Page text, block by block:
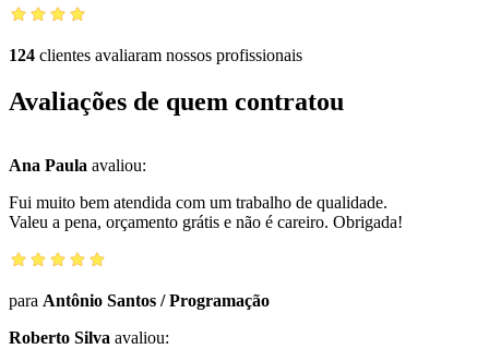
124 clientes avaliaram nossos profissionais
Avaliações de quem contratou
Ana Paula avaliou:
Fui muito bem atendida com um trabalho de qualidade.
Valeu a pena, orçamento grátis e não é careiro. Obrigada!
para Antônio Santos /Programação
Roberto Silva avaliou: